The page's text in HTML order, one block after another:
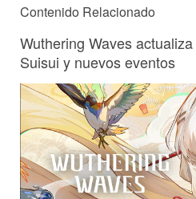
Contenido Relacionado
Wuthering Waves
Suisui y nuevos eventos